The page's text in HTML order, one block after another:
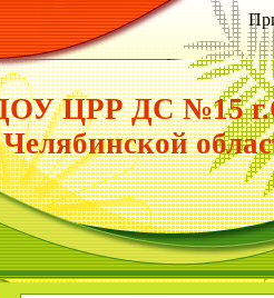
ЦРР ДС №15
Челябинской